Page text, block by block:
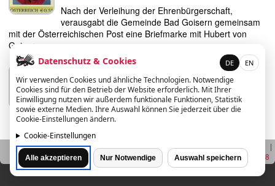
kulturpreis
flüchtig
biografie
huberts
schreibtisch
ETC.
vermischtes
Nach der Verleihung der Ehrenbürgerschaft,
verausgabt die Gemeinde Bad Goisern gemeinsam
mit der Österreichischen Post eine Briefmarke mit Hubert von
Goisern.
Der Gemeinderat Bad Goisern wählt für die
Ehrenbürgerschaft einen ihrer berühmtesten
Bürger: Hubert von Goisern.
Jahr: 2021-25 | 18-20 | 17 | 16 | 15 14 | 13 | 12 | 11
|
09 | 08 | 07 | 06 | 05 | 04 | 03 | 02 | 01 | 95-98
Datenschutz & Cookies DE EN
Wir verwenden Cookies und ähnliche Technologien. Notwendige
Cookies sind für den Betrieb der Website erforderlich. Mit Ihrer
Einwilligung nutzen wir außerdem funktionale Funktionen, Statistik
sowie externe Medien. Ihre Auswahl können Sie jederzeit über die
Cookie-Einstellungen ändern.
Cookie-Einstellungen
Alle akzeptieren Nur Notwendige Auswahl speichern